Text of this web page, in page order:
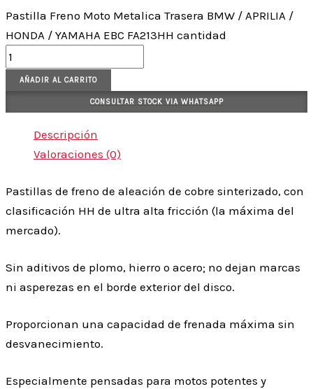
Pastilla Freno Moto Metalica Trasera BMW / APRILIA /
HONDA / YAMAHA EBC FA213HH cantidad
AÑADIR AL CARRITO
CONSULTAR STOCK VIA WHATSAPP
Descripción
Valoraciones (0)
Pastillas de freno de aleación de cobre sinterizado, con
clasificación HH de ultra alta fricción (la máxima del
mercado).
Sin aditivos de plomo, hierro o acero; no dejan marcas
ni asperezas en el borde exterior del disco.
Proporcionan una capacidad de frenada máxima sin
desvanecimiento.
Especialmente pensadas para motos potentes y